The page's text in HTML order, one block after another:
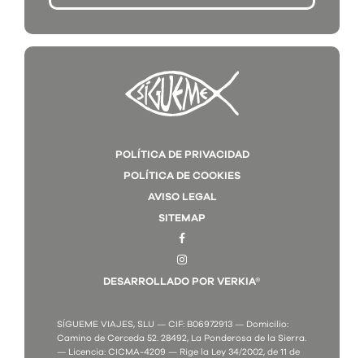
POLÍTICA DE PRIVACIDAD
POLÍTICA DE COOKIES
AVISO LEGAL
SITEMAP
DESARROLLADO POR VERKIA®
SÍGUEME VIAJES, SLU — CIF: B06972913 — Domicilio:
Camino de Cerceda 52. 28492, La Ponderosa de la Sierra.
— Licencia: CICMA-4209 — Rige la Ley 34/2002, de 11 de